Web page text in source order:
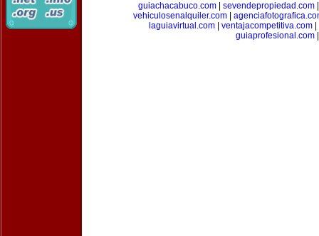
guiachacabuco.com| sevendepropiedad.com
vehiculosenalquiler.com
laguiavirtual.com
ventajacompetitiva.com
guiaprofesional.com|